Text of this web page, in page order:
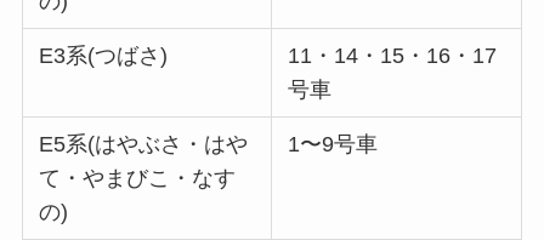
E3系(つばさ)
11・14・15・16・17
号車
E5系(はやぶさ・はや
て・やまびこ・なす
の)
1〜9号車